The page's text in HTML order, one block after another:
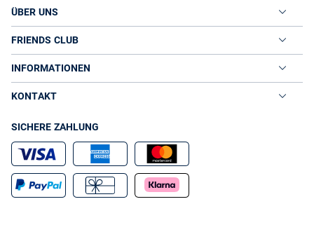
ÜBER UNS
FRIENDS CLUB
INFORMATIONEN
KONTAKT
SICHERE ZAHLUNG